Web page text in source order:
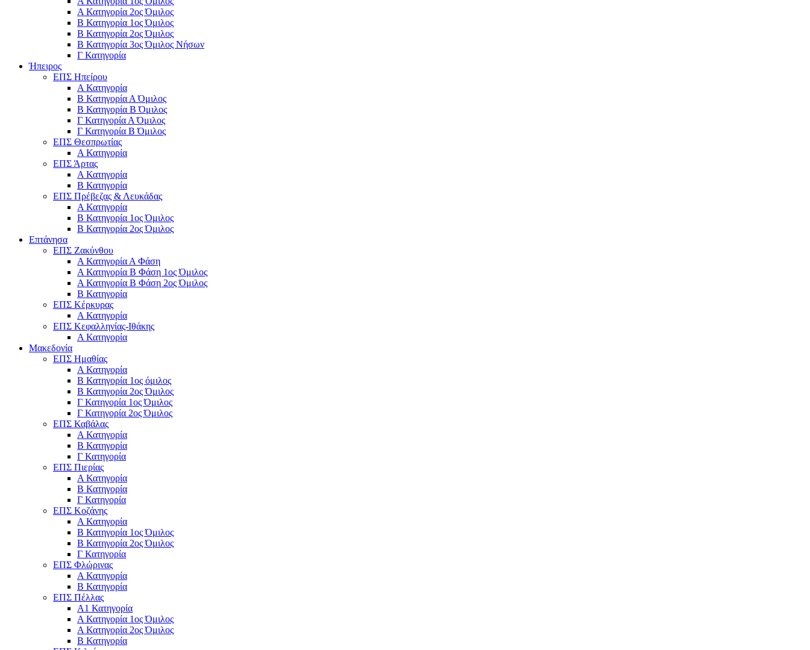
Α Κατηγορία 2ος Όμιλος
Β Κατηγορία 1ος Όμιλος
Β Κατηγορία 2ος Όμιλος
Β Κατηγορία 3ος Όμιλος Νήσων
Γ Κατηγορία
Ήπειρος
ΕΠΣ Ηπείρου
Α Κατηγορία
Β Κατηγορία Α Όμιλος
Β Κατηγορία Β Όμιλος
Γ Κατηγορία Α Όμιλος
Γ Κατηγορία Β Όμιλος
ΕΠΣ Θεσπρωτίας
Α Κατηγορία
ΕΠΣ Άρτας
Α Κατηγορία
Β Κατηγορία
ΕΠΣ Πρέβεζας & Λευκάδας
Α Κατηγορία
Β Κατηγορία 1ος Όμιλος
Β Κατηγορία 2ος Όμιλος
Επτάνησα
ΕΠΣ Ζακύνθου
Α Κατηγορία Α Φάση
Α Κατηγορία Β Φάση 1ος Όμιλος
Α Κατηγορία Β Φάση 2ος Όμιλος
Β Κατηγορία
ΕΠΣ Κέρκυρας
A Κατηγορία
ΕΠΣ Κεφαλληνίας-Ιθάκης
Α Κατηγορία
Μακεδονία
ΕΠΣ Ημαθίας
Α Κατηγορία
Β Κατηγορία 1ος όμιλος
Β Κατηγορία 2ος Όμιλος
Γ Κατηγορία 1ος Όμιλος
Γ Κατηγορία 2ος Όμιλος
ΕΠΣ Καβάλας
Α Κατηγορία
Β Κατηγορία
Γ Κατηγορία
ΕΠΣ Πιερίας
Α Κατηγορία
Β Κατηγορία
Γ Κατηγορία
ΕΠΣ Κοζάνης
Α Κατηγορία
Β Κατηγορία 1ος Όμιλος
Β Κατηγορία 2ος Όμιλος
Γ Κατηγορία
ΕΠΣ Φλώρινας
Α Κατηγορία
Β Κατηγορία
ΕΠΣ Πέλλας
Α1 Κατηγορία
Α Κατηγορία 1ος Όμιλος
Α Κατηγορία 2ος Όμιλος
Β Κατηγορία